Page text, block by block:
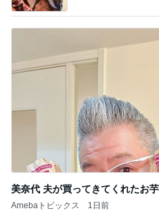
美奈代 夫が買ってきてくれたお芋
Amebaトピックス 1日前